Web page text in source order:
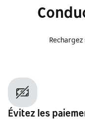
Évitez les